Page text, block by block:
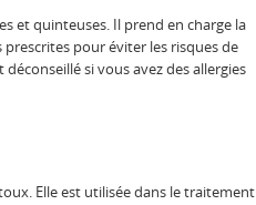
et quinteuses. Il prend en charge la
pour éviter les risques de
si vous avez des allergies
Elle est utilisée dans le traitement